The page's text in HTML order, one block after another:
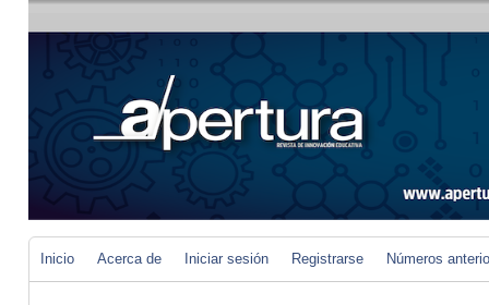
Inicio Acerca de Iniciar sesión Registrarse Números